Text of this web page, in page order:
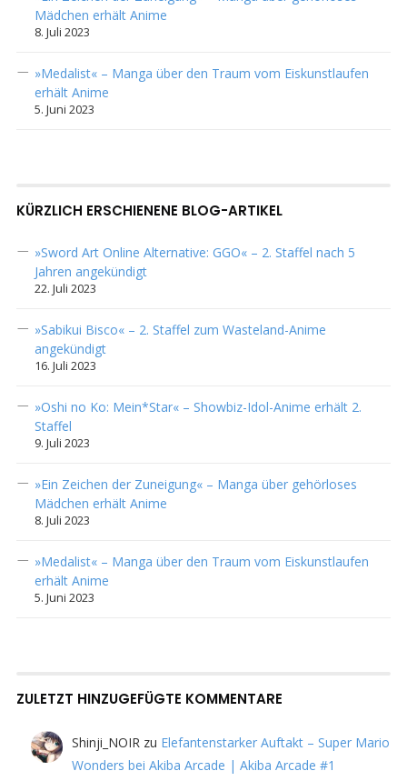
Mädchen erhält Anime
8. Juli 2023
»Medalist« – Manga über den Traum vom Eiskunstlaufen
erhält Anime
5. Juni 2023
KÜRZLICH ERSCHIENENE BLOG-ARTIKEL
»Sword Art Online Alternative: GGO« – 2. Staffel nach 5
Jahren angekündigt
22. Juli 2023
»Sabikui Bisco« – 2. Staffel zum Wasteland-Anime
angekündigt
16. Juli 2023
»Oshi no Ko: Mein*Star« – Showbiz-Idol-Anime erhält 2.
Staffel
9. Juli 2023
»Ein Zeichen der Zuneigung« – Manga über gehörloses
Mädchen erhält Anime
8. Juli 2023
»Medalist« – Manga über den Traum vom Eiskunstlaufen
erhält Anime
5. Juni 2023
ZULETZT HINZUGEFÜGTE KOMMENTARE
Shinji_NOIR zu Elefantenstarker Auftakt – Super Mario
Wonders bei Akiba Arcade | Akiba Arcade #1